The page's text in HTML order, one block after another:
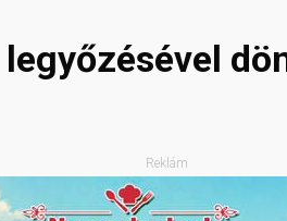
legyőzésével
Reklám